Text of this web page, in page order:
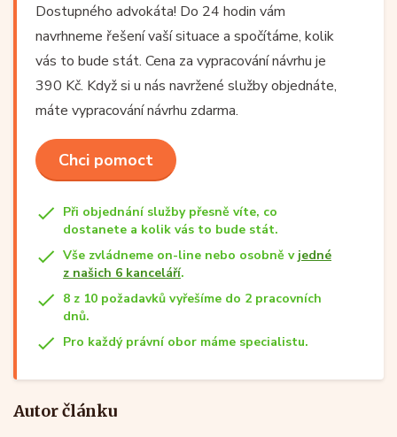
Dostupného advokáta! Do 24 hodin vám
navrhneme řešení vaší situace a spočítáme, kolik
vás to bude stát. Cena za vypracování návrhu je
390 Kč. Když si u nás navržené služby objednáte,
máte vypracování návrhu zdarma.
Chci pomoct
Při objednání služby přesně víte, co
dostanete a kolik vás to bude stát.
Vše zvládneme on-line nebo osobně v jedné
z našich 6 kanceláří.
8 z 10 požadavků vyřešíme do 2 pracovních
dnů.
Pro každý právní obor máme specialistu.
Autor článku